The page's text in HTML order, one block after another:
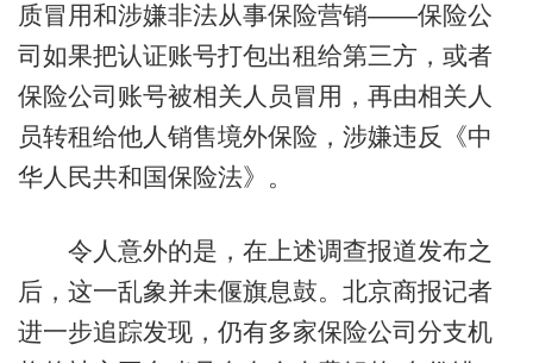
质冒用和涉嫌非法从事保险营销——保险公
司如果把认证账号打包出租给第三方，或者
保险公司账号被相关人员冒用，再由相关人
员转租给他人销售境外保险，涉嫌违反《中
华人民共和国保险法》。
令人意外的是，在上述调查报道发布之
后，这一乱象并未偃旗息鼓。北京商报记者
进一步追踪发现，仍有多家保险公司分支机